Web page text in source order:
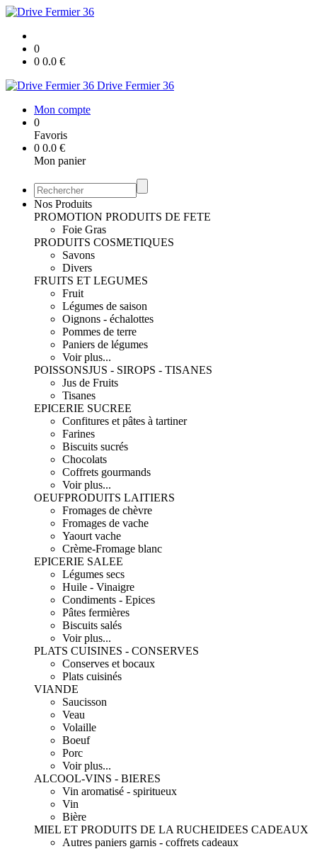
0
0 0.0 €
Drive Fermier 36
Mon compte
0
Favoris
0 0.0 €
Mon panier
Nos Produits
PROMOTION PRODUITS DE FETE
Foie Gras
PRODUITS COSMETIQUES
Savons
Divers
FRUITS ET LEGUMES
Fruit
Légumes de saison
Oignons - échalottes
Pommes de terre
Paniers de légumes
Voir plus...
POISSONSJUS - SIROPS - TISANES
Jus de Fruits
Tisanes
EPICERIE SUCREE
Confitures et pâtes à tartiner
Farines
Biscuits sucrés
Chocolats
Coffrets gourmands
Voir plus...
OEUFPRODUITS LAITIERS
Fromages de chèvre
Fromages de vache
Yaourt vache
Crème-Fromage blanc
EPICERIE SALEE
Légumes secs
Huile - Vinaigre
Condiments - Epices
Pâtes fermières
Biscuits salés
Voir plus...
PLATS CUISINES - CONSERVES
Conserves et bocaux
Plats cuisinés
VIANDE
Saucisson
Veau
Volaille
Boeuf
Porc
Voir plus...
ALCOOL-VINS - BIERES
Vin aromatisé - spiritueux
Vin
Bière
MIEL ET PRODUITS DE LA RUCHEIDEES CADEAUX
Autres paniers garnis - coffrets cadeaux